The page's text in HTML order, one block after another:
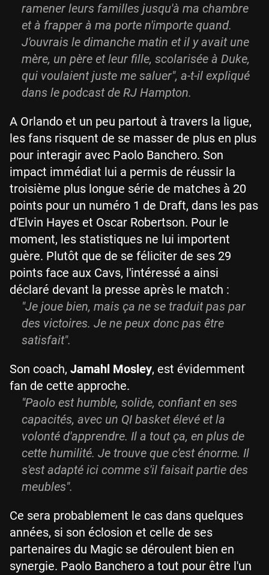
ramener leurs familles jusqu'à ma chambre
et à frapper à ma porte n'importe quand.
J'ouvrais le dimanche matin et il y avait une
mère, un père et leur fille, scolarisée à Duke,
qui voulaient juste me saluer", a-t-il expliqué
dans le podcast de RJ Hampton.
A Orlando et un peu partout à travers la ligue,
les fans risquent de se masser de plus en plus
pour interagir avec Paolo Banchero. Son
impact immédiat lui a permis de réussir la
troisième plus longue série de matches à 20
points pour un numéro 1 de Draft, dans les pas
d'Elvin Hayes et Oscar Robertson. Pour le
moment, les statistiques ne lui importent
guère. Plutôt que de se féliciter de ses 29
points face aux Cavs, l'intéressé a ainsi
déclaré devant la presse après le match :
"Je joue bien, mais ça ne se traduit pas par
des victoires. Je ne peux donc pas être
satisfait".
Son coach, Jamahl Mosley, est évidemment
fan de cette approche.
"Paolo est humble, solide, confiant en ses
capacités, avec un QI basket élevé et la
volonté d'apprendre. Il a tout ça, en plus de
cette humilité. Je trouve que c'est énorme. Il
s'est adapté ici comme s'il faisait partie des
meubles".
Ce sera probablement le cas dans quelques
années, si son éclosion et celle de ses
partenaires du Magic se déroulent bien en
synergie. Paolo Banchero a tout pour être l'un